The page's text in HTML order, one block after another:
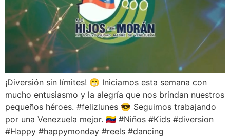
¡Diversión sin límites! 😁 Iniciamos esta semana con
mucho entusiasmo y la alegría que nos brindan nuestros
pequeños héroes. #felizlunes 😎 Seguimos trabajando
por una Venezuela mejor. 🇻🇪 #Niños #Kids #diversion
#Happy #happymonday #reels #dancing